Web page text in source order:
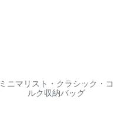
ミニマリスト・クラシック・コ
ルク収納バッグ